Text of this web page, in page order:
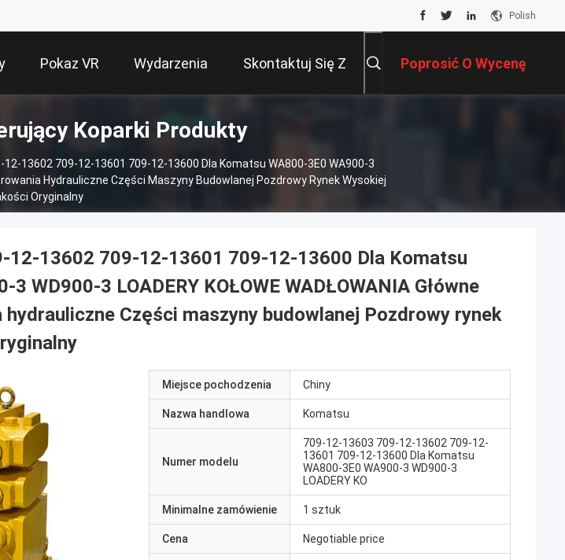
Polish
Pokaz VR Wydarzenia Skontaktuj Się Z Poprosić O Wycenę
Koparki Produkty
13602 709-12-13601 709-12-13600 Dla Komatsu WA800-3E0 WA900-3
Hydrauliczne Części Maszyny Budowlanej Pozdrowy Rynek Wysokiej
Oryginalny
12-13602 709-12-13601 709-12-13600 Dla Komatsu
3 WD900-3 LOADERY KOŁOWE WADŁOWANIA Główne
Części maszyny budowlanej Pozdrowy rynek
Miejsce pochodzenia Chiny
Nazwa handlowa Komatsu
Numer modelu
709-12-13603 709-12-13602 709-12-
13601 709-12-13600 Dla Komatsu
WA800-3E0 WA900-3 WD900-3
LOADERY KO
Minimalne zamówienie 1 sztuk
Cena Negotiable price